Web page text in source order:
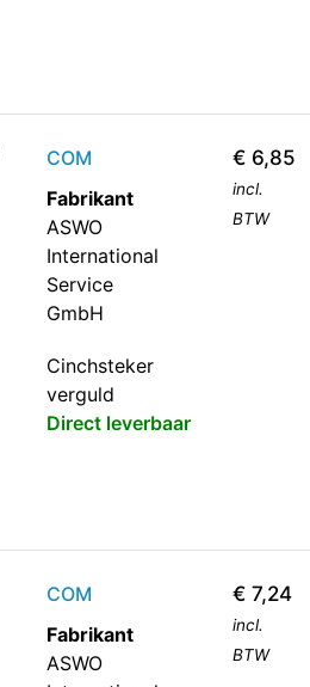
COM
Fabrikant
ASWO
International
Service
GmbH
Cinchsteker
verguld
Direct leverbaar
€ 6,85
incl.
BTW
COM
Fabrikant
ASWO
€ 7,24
incl.
BTW